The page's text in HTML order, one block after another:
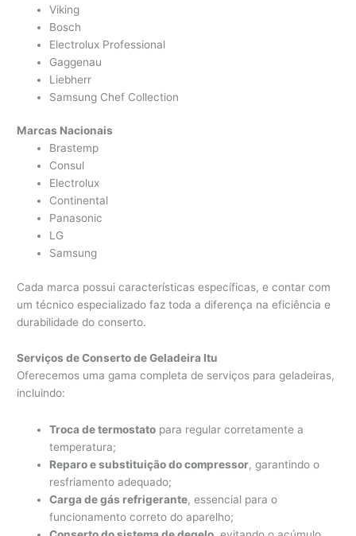
Viking
Bosch
Electrolux Professional
Gaggenau
Liebherr
Samsung Chef Collection
Marcas Nacionais
Brastemp
Consul
Electrolux
Continental
Panasonic
LG
Samsung
Cada marca possui características específicas, e contar com
um técnico especializado faz toda a diferença na eficiência e
durabilidade do conserto.
Serviços de Conserto de Geladeira Itu
Oferecemos uma gama completa de serviços para geladeiras,
incluindo:
Troca de termostato para regular corretamente a
temperatura;
Reparo e substituição do compressor, garantindo o
resfriamento adequado;
Carga de gás refrigerante, essencial para o
funcionamento correto do aparelho;